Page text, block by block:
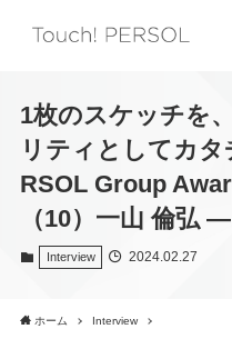
1枚のスケッチを
リティとしてカ
RSOL Group
（10）一山 倫弘 ―
Interview 2024.02.27
ホーム Interview